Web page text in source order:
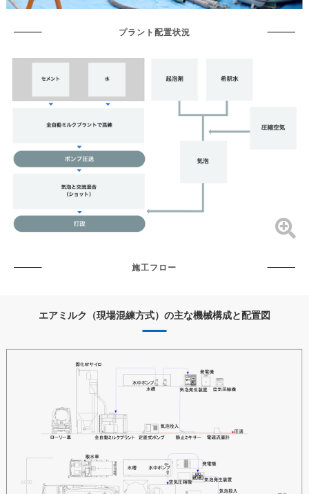
プラント配置状況
施工フロー
エアミルク（現場混練方式）の主な機械構成と配置図